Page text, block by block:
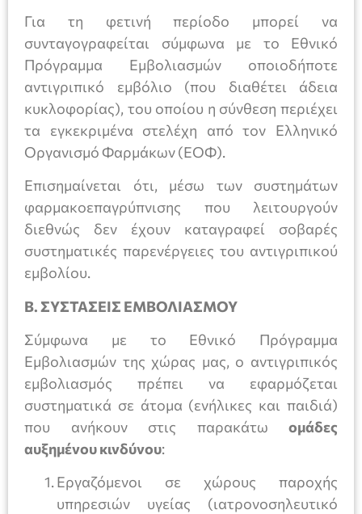
Για τη φετινή περίοδο μπορεί να
συνταγογραφείται σύμφωνα με το Εθνικό
Πρόγραμμα Εμβολιασμών οποιοδήποτε
αντιγριπικό εμβόλιο (που διαθέτει άδεια
κυκλοφορίας), του οποίου η σύνθεση περιέχει
τα εγκεκριμένα στελέχη από τον Ελληνικό
Οργανισμό Φαρμάκων (ΕΟΦ).
Επισημαίνεται ότι, μέσω των συστημάτων
φαρμακοεπαγρύπνισης που λειτουργούν
διεθνώς δεν έχουν καταγραφεί σοβαρές
συστηματικές παρενέργειες του αντιγριπικού
εμβολίου.
Β. ΣΥΣΤΑΣΕΙΣ ΕΜΒΟΛΙΑΣΜΟΥ
Σύμφωνα με το Εθνικό Πρόγραμμα
Εμβολιασμών της χώρας μας, ο αντιγριπικός
εμβολιασμός πρέπει να εφαρμόζεται
συστηματικά σε άτομα (ενήλικες και παιδιά)
που ανήκουν στις παρακάτω ομάδες
αυξημένου κινδύνου:
Εργαζόμενοι σε χώρους παροχής
υπηρεσιών υγείας (ιατρονοσηλευτικό